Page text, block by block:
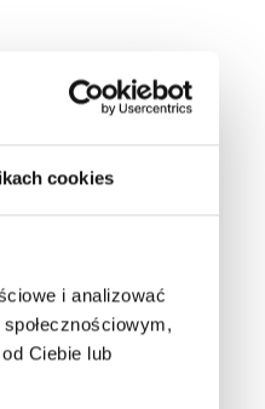
cookies
i analizować
Ciebie lub